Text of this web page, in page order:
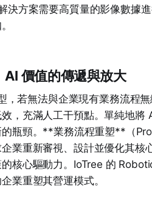
方案需要高質量的影像數據
價值的傳遞與放大
，若無法與企業現有業務流程
，充滿人工干預點。單純地將
瓶頸。**業務流程重塑**（
業重新審視、設計並優化其核
核心驅動力。IoTree 的
業重塑其營運模式。